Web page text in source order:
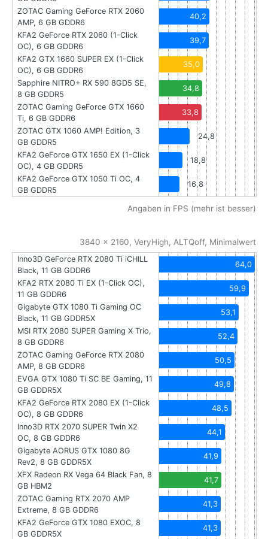
ZOTAC Gaming GeForce RTX 2060
AMP, 6 GB GDDR6
40,2
KFA2 GeForce RTX 2060 (1-Click
OC), 6 GB GDDR6
39,7
KFA2 GTX 1660 SUPER EX (1-Click
OC), 6 GB GDDR6
35,0
Sapphire NITRO+ RX 590 8GD5 SE,
8 GB GDDR5
34,8
ZOTAC Gaming GeForce GTX 1660
Ti, 6 GB GDDR6
33,8
ZOTAC GTX 1060 AMP! Edition, 3
GB GDDR5
24,8
KFA2 GeForce GTX 1650 EX (1-Click
OC), 4 GB GDDR5
18,8
KFA2 GeForce GTX 1050 Ti OC, 4
GB GDDR5
16,8
Angaben in FPS (mehr ist besser)
3840 x 2160, VeryHigh, ALTQoff, Minimalwert
Inno3D GeForce RTX 2080 Ti iCHILL
Black, 11 GB GDDR6
64,0
KFA2 RTX 2080 Ti EX (1-Click OC),
11 GB GDDR6
59,9
Gigabyte GTX 1080 Ti Gaming OC
Black, 11 GB GDDR5X
53,1
MSI RTX 2080 SUPER Gaming X Trio,
8 GB GDDR6
52,4
ZOTAC Gaming GeForce RTX 2080
AMP, 8 GB GDDR6
50,5
EVGA GTX 1080 Ti SC BE Gaming, 11
GB GDDR5X
49,8
KFA2 GeForce RTX 2080 EX (1-Click
OC), 8 GB GDDR6
48,5
Inno3D RTX 2070 SUPER Twin X2
OC, 8 GB GDDR6
44,1
Gigabyte AORUS GTX 1080 8G
Rev2, 8 GB GDDR5X
41,9
XFX Radeon RX Vega 64 Black Fan, 8
GB HBM2
41,7
ZOTAC Gaming RTX 2070 AMP
Extreme, 8 GB GDDR6
41,3
KFA2 GeForce GTX 1080 EXOC, 8
GB GDDR5X
41,3